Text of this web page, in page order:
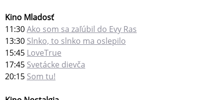
Kino Mladosť
11:30Ako som sa zaľúbil do Evy Ras
13:30 Slnko, to slnko ma oslepilo
15:45 LoveTrue
17:45 Svetácke dievča
20:15 Som tu!